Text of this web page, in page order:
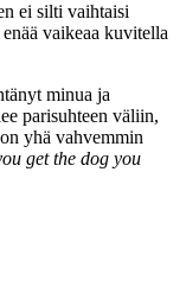
ei silti vaihtaisi
vaikeaa kuvitella
minua ja
parisuhteen väliin,
yhä vahvemmin
get the dog you